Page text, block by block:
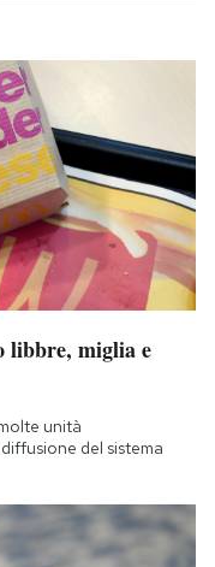
libbre, miglia e
unità
del sistema